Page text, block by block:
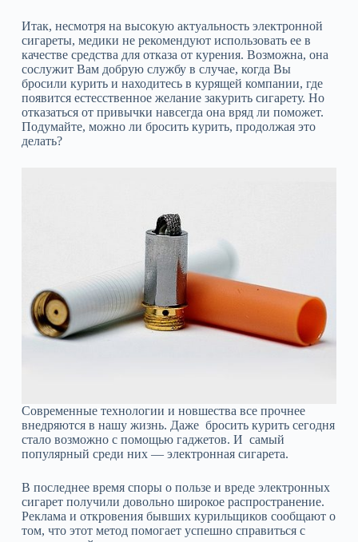
Итак, несмотря на высокую актуальность электронной
сигареты, медики не рекомендуют использовать ее в
качестве средства для отказа от курения. Возможна, она
сослужит Вам добрую службу в случае, когда Вы
бросили курить и находитесь в курящей компании, где
появится естесственное желание закурить сигарету. Но
отказаться от привычки навсегда она вряд ли поможет.
Подумайте, можно ли бросить курить, продолжая это
делать?
Современные технологии и новшества все прочнее
внедряются в нашу жизнь. Даже бросить курить сегодня
стало возможно с помощью гаджетов. И самый
популярный среди них — электронная сигарета.
В последнее время споры о пользе и вреде электронных
сигарет получили довольно широкое распространение.
Реклама и откровения бывших курильщиков сообщают о
том, что этот метод помогает успешно справиться с